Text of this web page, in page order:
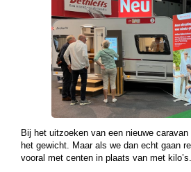
Bij het uitzoeken van een nieuwe
het gewicht. Maar als we dan echt gaan
vooral met centen in plaats van met kilo’s.